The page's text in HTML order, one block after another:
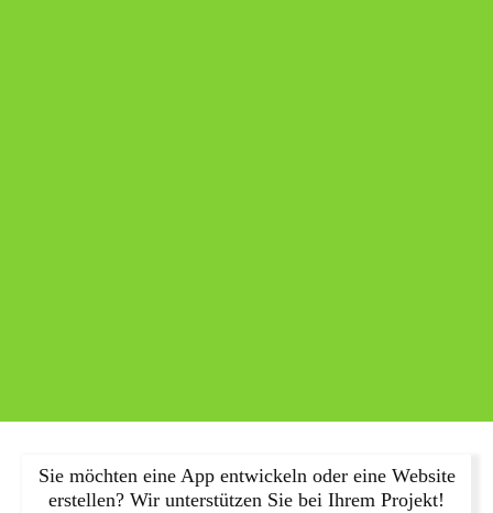
Sie möchten eine App entwickeln oder eine Website
erstellen? Wir unterstützen Sie bei Ihrem Projekt!